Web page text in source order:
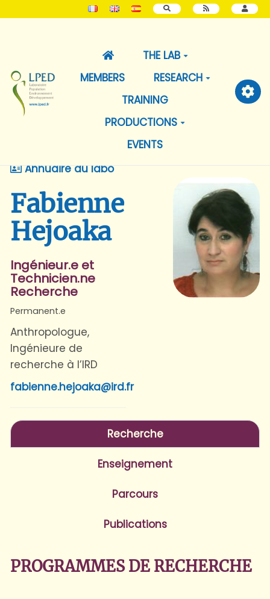
SEARCH
THE LAB
MEMBERS
RESEARCH
TRAINING
PRODUCTIONS
EVENTS
Annuaire du labo
Fabienne
Hejoaka
Ingénieur.e et
Technicien.ne
Recherche
Permanent.e
Anthropologue,
Ingénieure de
recherche à l’IRD
fabienne.hejoaka@ird.fr
Recherche
Enseignement
Parcours
Publications
PROGRAMMES DE RECHERCHE